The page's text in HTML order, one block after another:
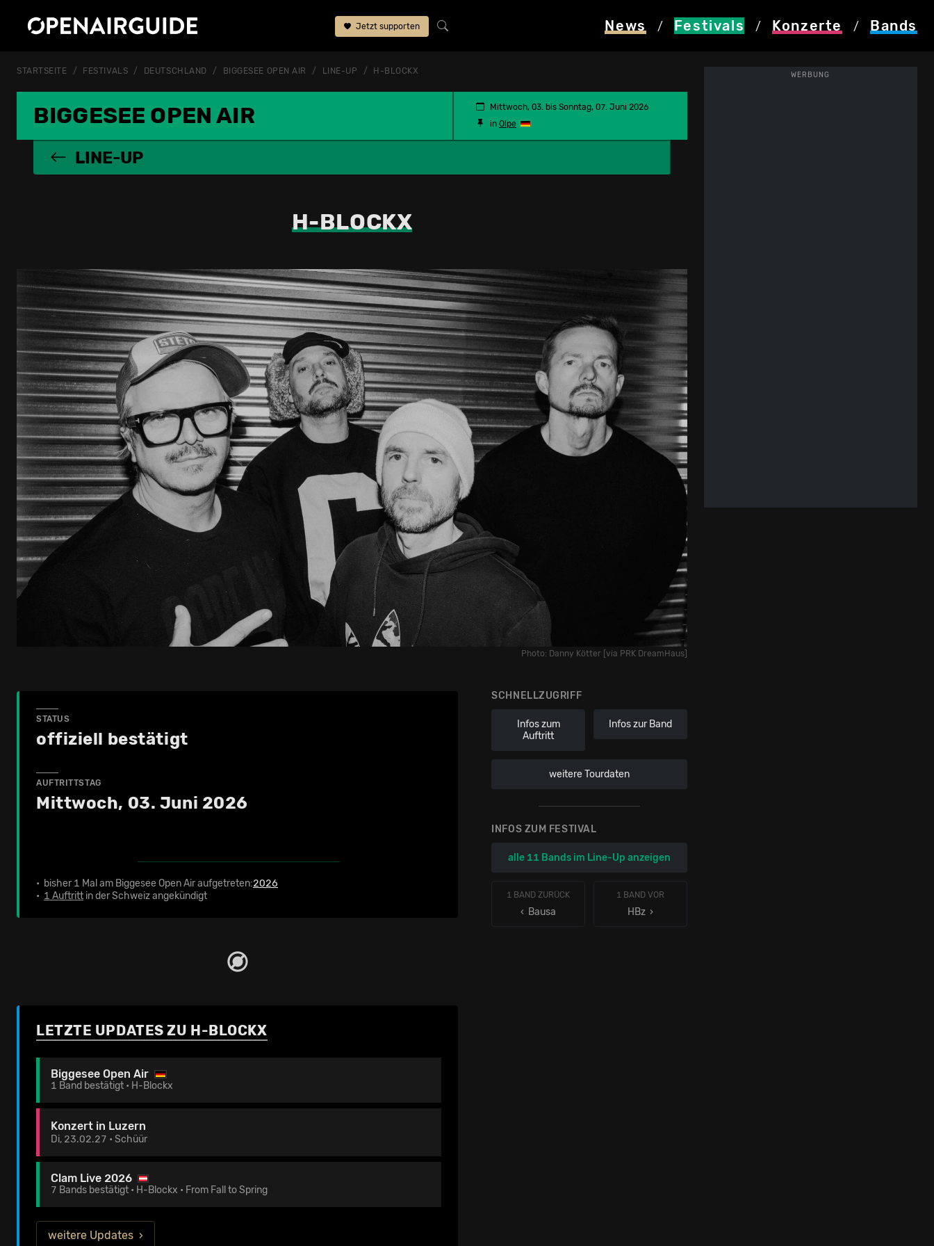
Jetzt supporten News / Festivals / Konzerte / Bands
WERBUNG
STARTSEITE FESTIVALS DEUTSCHLAND BIGGESEE OPEN AIR LINE-UP H-BLOCKX
BIGGESEE OPEN AIR
Mittwoch, 03. bis Sonntag, 07. Juni 2026
in Olpe
LINE-UP
H-BLOCKX
Photo: Danny Kötter [via PRK DreamHaus]
SCHNELLZUGRIFF
Infos zum
Auftritt
Infos zur Band
weitere Tourdaten
INFOS ZUM FESTIVAL
alle 11 Bands im Line-Up anzeigen
1 BAND ZURÜCK
‹ Bausa
1 BAND VOR
HBz
STATUS
offiziell bestätigt
AUFTRITTSTAG
Mittwoch, 03. Juni 2026
• bisher 1 Mal am Biggesee Open Air aufgetreten:2026
• 1 Auftritt in der Schweiz angekündigt
LETZTE UPDATES ZU H-BLOCKX
Biggesee Open Air
1 Band bestätigt • H-Blockx
Konzert in Luzern
Di, 23.02.27 • Schüür
Clam Live 2026
7 Bands bestätigt • H-Blockx • From Fall to Spring
weitere Updates